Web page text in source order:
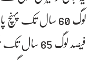
فیصد لوگ